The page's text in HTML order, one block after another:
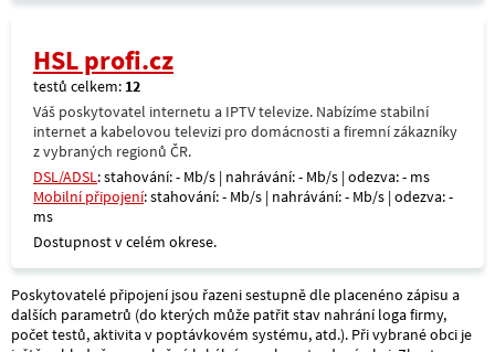
HSL profi.cz
testů celkem: 12
Váš poskytovatel internetu a IPTV televize. Nabízíme stabilní
internet a kabelovou televizi pro domácnosti a firemní zákazníky
z vybraných regionů ČR.
DSL/ADSL: stahování: - Mb/s | nahrávání: - Mb/s | odezva: - ms
Mobilní připojení: stahování: - Mb/s | nahrávání: - Mb/s | odezva: -
ms
Dostupnost v celém okrese.
Poskytovatelé připojení jsou řazeni sestupně dle placenéno zápisu a
dalších parametrů (do kterých může patřit stav nahrání loga firmy,
počet testů, aktivita v poptávkovém systému, atd.). Při vybrané obci je